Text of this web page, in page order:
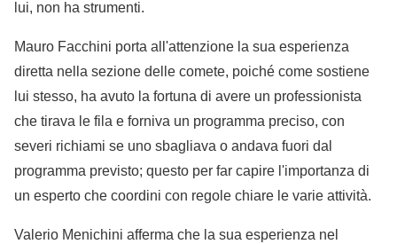
lui, non ha strumenti.
Mauro Facchini porta all'attenzione la sua esperienza
diretta nella sezione delle comete, poiché come sostiene
lui stesso, ha avuto la fortuna di avere un professionista
che tirava le fila e forniva un programma preciso, con
severi richiami se uno sbagliava o andava fuori dal
programma previsto; questo per far capire l'importanza di
un esperto che coordini con regole chiare le varie attività.
Valerio Menichini afferma che la sua esperienza nel